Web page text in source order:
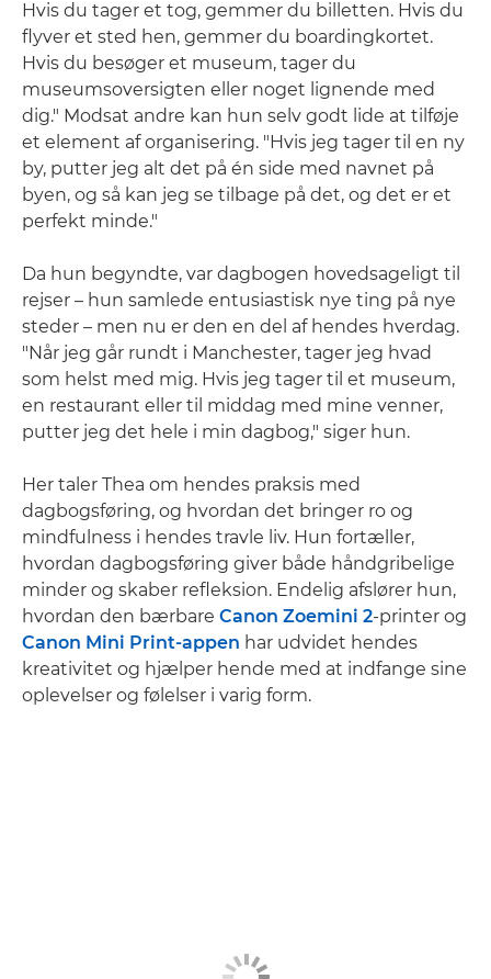
Hvis du tager et tog, gemmer du billetten. Hvis du
flyver et sted hen, gemmer du boardingkortet.
Hvis du besøger et museum, tager du
museumsoversigten eller noget lignende med
dig." Modsat andre kan hun selv godt lide at tilføje
et element af organisering. "Hvis jeg tager til en ny
by, putter jeg alt det på én side med navnet på
byen, og så kan jeg se tilbage på det, og det er et
perfekt minde."
Da hun begyndte, var dagbogen hovedsageligt til
rejser – hun samlede entusiastisk nye ting på nye
steder – men nu er den en del af hendes hverdag.
"Når jeg går rundt i Manchester, tager jeg hvad
som helst med mig. Hvis jeg tager til et museum,
en restaurant eller til middag med mine venner,
putter jeg det hele i min dagbog," siger hun.
Her taler Thea om hendes praksis med
dagbogsføring, og hvordan det bringer ro og
mindfulness i hendes travle liv. Hun fortæller,
hvordan dagbogsføring giver både håndgribelige
minder og skaber refleksion. Endelig afslører hun,
hvordan den bærbare Canon Zoemini 2-printer og
Canon Mini Print-appen har udvidet hendes
kreativitet og hjælper hende med at indfange sine
oplevelser og følelser i varig form.